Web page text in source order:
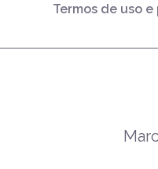
Termos de uso